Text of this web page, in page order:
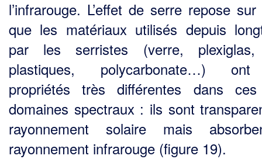
l’infrarouge. L’effet de serre repose
que les matériaux utilisés depuis
par les serristes (verre,
plastiques, polycarbonate…)
propriétés très différentes dans
domaines spectraux : ils sont
rayonnement solaire mais
rayonnement infrarouge (figure 19).